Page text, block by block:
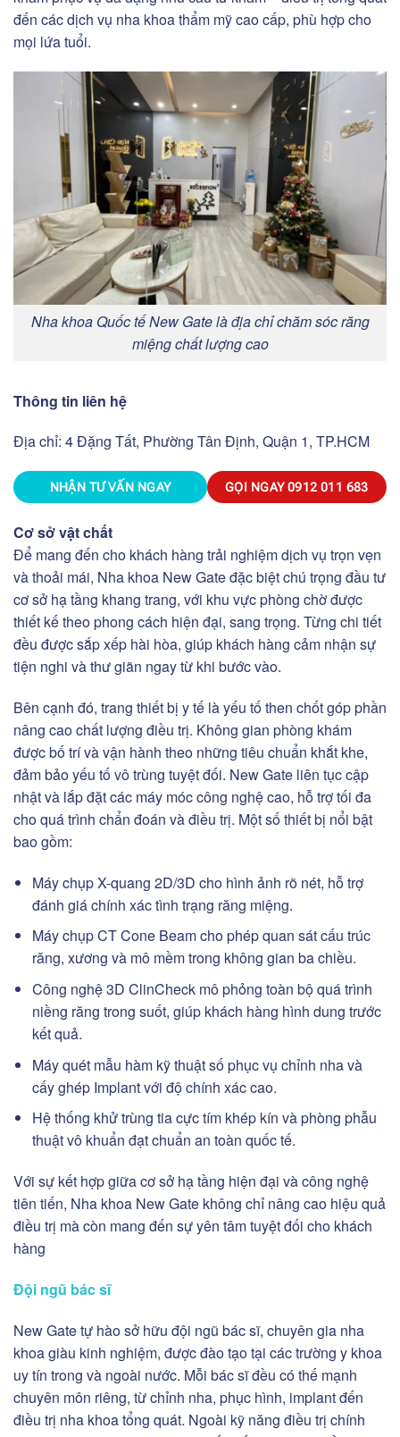
đến các dịch vụ nha khoa thẩm mỹ cao cấp, phù hợp cho
mọi lứa tuổi.
Nha khoa Quốc tế New Gate là địa chỉ chăm sóc răng
miệng chất lượng cao
Thông tin liên hệ
Địa chỉ: 4 Đặng Tất, Phường Tân Định, Quận 1, TP.HCM
NHẬN TƯ VẤN NGAY GỌI NGAY0912 011 683
Cơ sở vật chất
Để mang đến cho khách hàng trải nghiệm dịch vụ trọn vẹn
và thoải mái, Nha khoa New Gate đặc biệt chú trọng đầu tư
cơ sở hạ tầng khang trang, với khu vực phòng chờ được
thiết kế theo phong cách hiện đại, sang trọng. Từng chi tiết
đều được sắp xếp hài hòa, giúp khách hàng cảm nhận sự
tiện nghi và thư giãn ngay từ khi bước vào.
Bên cạnh đó, trang thiết bị y tế là yếu tố then chốt góp phần
nâng cao chất lượng điều trị. Không gian phòng khám
được bố trí và vận hành theo những tiêu chuẩn khắt khe,
đảm bảo yếu tố vô trùng tuyệt đối. New Gate liên tục cập
nhật và lắp đặt các máy móc công nghệ cao, hỗ trợ tối đa
cho quá trình chẩn đoán và điều trị. Một số thiết bị nổi bật
bao gồm:
Máy chụp X-quang 2D/3D cho hình ảnh rõ nét, hỗ trợ
đánh giá chính xác tình trạng răng miệng.
Máy chụp CT Cone Beam cho phép quan sát cấu trúc
răng, xương và mô mềm trong không gian ba chiều.
Công nghệ 3D ClinCheck mô phỏng toàn bộ quá trình
niềng răng trong suốt, giúp khách hàng hình dung trước
kết quả.
Máy quét mẫu hàm kỹ thuật số phục vụ chỉnh nha và
cấy ghép Implant với độ chính xác cao.
Hệ thống khử trùng tia cực tím khép kín và phòng phẫu
thuật vô khuẩn đạt chuẩn an toàn quốc tế.
Với sự kết hợp giữa cơ sở hạ tầng hiện đại và công nghệ
tiên tiến, Nha khoa New Gate không chỉ nâng cao hiệu quả
điều trị mà còn mang đến sự yên tâm tuyệt đối cho khách
hàng
Đội ngũ bác sĩ
New Gate tự hào sở hữu đội ngũ bác sĩ, chuyên gia nha
khoa giàu kinh nghiệm, được đào tạo tại các trường y khoa
uy tín trong và ngoài nước. Mỗi bác sĩ đều có thế mạnh
chuyên môn riêng, từ chỉnh nha, phục hình, implant đến
điều trị nha khoa tổng quát. Ngoài kỹ năng điều trị chính